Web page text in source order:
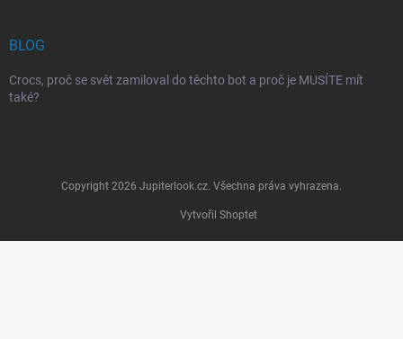
BLOG
Crocs, proč se svět zamiloval do těchto bot a proč je MUSÍTE mít
také?
Vytvořil Shoptet
Copyright 2026 Jupiterlook.cz. Všechna práva vyhrazena.